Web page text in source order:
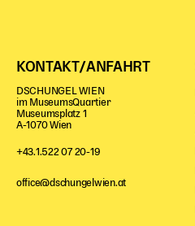
KONTAKT/ANFAHRT
DSCHUNGEL WIEN
im MuseumsQuartier
Museumsplatz 1
A-1070 Wien
+43.1.522 07 20-19
office@dschungelwien.at